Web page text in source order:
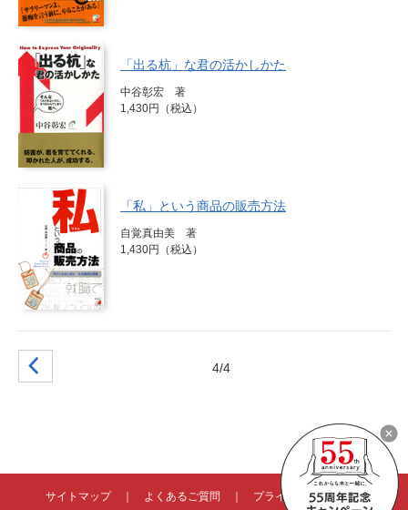
「出る杭」な君の活かしかた
中谷彰宏 著
1,430円（税込）
「私」という商品の販売方法
自覚真由美 著
1,430円（税込）
4/4
サイトマップ｜ よくあるご質問 プライバシーポリシー